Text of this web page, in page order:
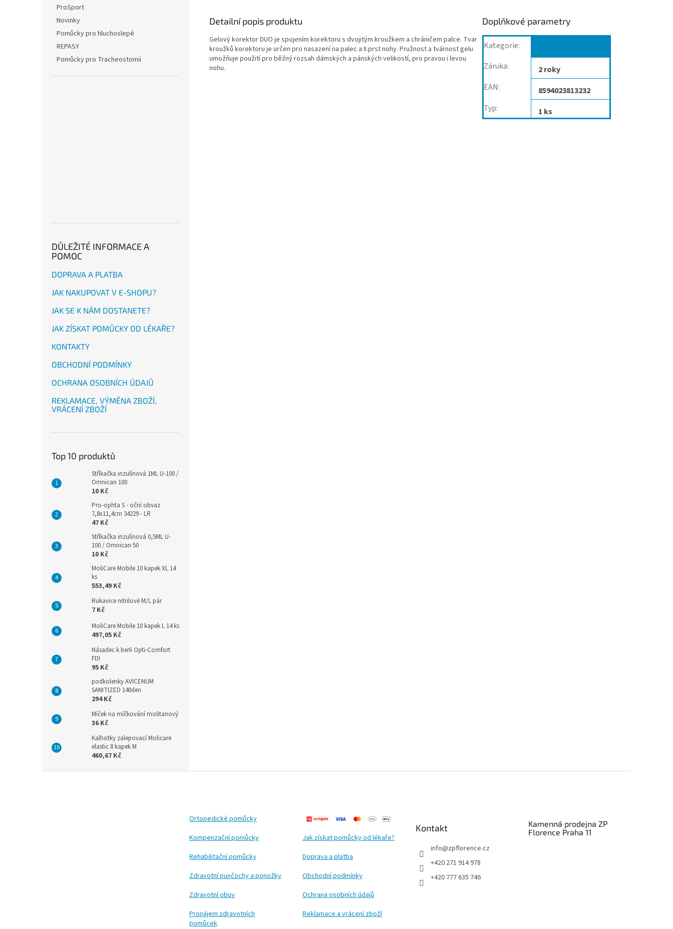
ProSport
Novinky
Pomůcky pro hluchoslepé
REPASY
Pomůcky pro Tracheostomii
DŮLEŽITÉ INFORMACE A
POMOC
DOPRAVA A PLATBA
JAK NAKUPOVAT V E-SHOPU?
JAK SE K NÁM DOSTANETE?
JAK ZÍSKAT POMŮCKY OD LÉKAŘE?
KONTAKTY
OBCHODNÍ PODMÍNKY
OCHRANA OSOBNÍCH ÚDAJŮ
REKLAMACE, VÝMĚNA ZBOŽÍ,
VRÁCENÍ ZBOŽÍ
Top 10 produktů
Stříkačka inzulínová 1ML U-100 /
Omnican 100
10 Kč
Pro-ophta S - oční obvaz
7,8x11,4cm 34229 - LR
47 Kč
Stříkačka inzulínová 0,5ML U-
100 / Omnican 50
10 Kč
MoliCare Mobile 10 kapek XL 14
ks
553,49 Kč
Rukavice nitrilové M/L pár
7 Kč
MoliCare Mobile 10 kapek L 14 ks
497,05 Kč
Násadec k berli Opti-Comfort
FDI
95 Kč
podkolenky AVICENUM
SANITIZED 140den
294 Kč
Míček na míčkování molitanový
36 Kč
Kalhotky zalepovací Molicare
elastic 8 kapek M
460,67 Kč
Detailní popis produktu
Gelový korektor DUO je spojením korektoru s dvojitým kroužkem a chráničem palce. Tvar
kroužků korektoru je určen pro nasazení na palec a II.prst nohy. Pružnost a tvárnost gelu
umožňuje použití pro běžný rozsah dámských a pánských velikostí, pro pravou i levou
nohu.
Doplňkové parametry
Kategorie:
Záruka:
2 roky
EAN:
8594023813232
Typ: 1 ks
Ortopedické pomůcky
Kompenzační pomůcky
Rehabilitační pomůcky
Zdravotní punčochy a ponožky
Zdravotní obuv
Pronájem zdravotních
pomůcek
Jak získat pomůcky od lékaře?
Doprava a platba
Obchodní podmínky
Ochrana osobních údajů
Reklamace a vrácení zboží
Kontakt
info@zpflorence.cz
+420 271 914 978
+420 777 635 746
Kamenná prodejna ZP
Florence Praha 11